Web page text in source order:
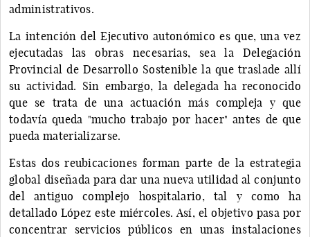
administrativos.
La intención del Ejecutivo autonómico es que, una vez
ejecutadas las obras necesarias, sea la Delegación
Provincial de Desarrollo Sostenible la que traslade allí
su actividad. Sin embargo, la delegada ha reconocido
que se trata de una actuación más compleja y que
todavía queda "mucho trabajo por hacer" antes de que
pueda materializarse.
Estas dos reubicaciones forman parte de la estrategia
global diseñada para dar una nueva utilidad al conjunto
del antiguo complejo hospitalario, tal y como ha
detallado López este miércoles. Así, el objetivo pasa por
concentrar servicios públicos en unas instalaciones